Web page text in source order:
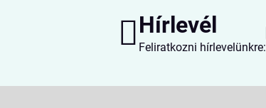
Hírlevél
Feliratkozni hírlevelünkre: